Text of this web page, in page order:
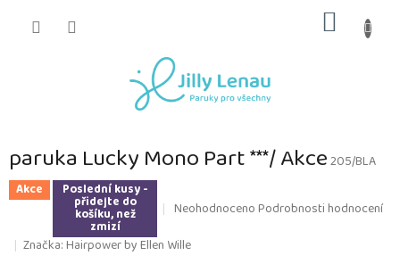
KOŠÍK
paruka Lucky Mono Part ***/ Akce205/BLA
Akce Poslední kusy -
přidejte do
košíku, než
zmizí
Průměrné
produktu
NeohodnocenoPodrobnosti hodnocení
Značka:Hairpower by Ellen Wille